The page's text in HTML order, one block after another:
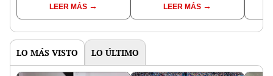
“Una vida construida
con amor y respeto”
LEER MÁS
sitio' y los fans
reaccionan de su
''Nachito, tú no''
LEER MÁS
LO MÁS VISTO LO ÚLTIMO